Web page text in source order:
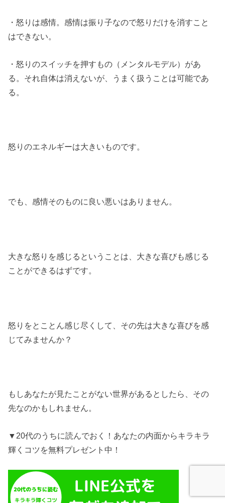
・怒りは感情。感情は振り子なので怒りだけを消すこと
はできない。
・怒りのスイッチを押すもの（メンタルモデル）があ
る。それ自体は消えないが、うまく扱うことは可能であ
る。
怒りのエネルギーは大きいものです。
でも、感情そのものに良い悪いはありません。
大きな怒りを感じるということは、大きな喜びも感じる
ことができるはずです。
怒りをとことん感じ尽くして、その先は大きな喜びを感
じてみませんか？
もしあなたが見たことがない世界があるとしたら、その
先なのかもしれません。
▼20代のうちに読んでおく！あなたの内面からキラキラ
輝くコツを無料プレゼント中！